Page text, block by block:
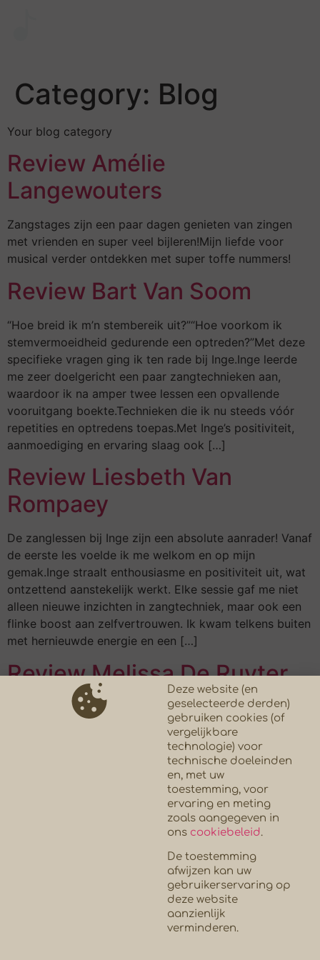
Category: Blog
Your blog category
Review Amélie
Langewouters
Zangstages zijn een paar dagen genieten van zingen
met vrienden en super veel bijleren!Mijn liefde voor
musical verder ontdekken met super toffe nummers!
Review Bart Van Soom
“Hoe breid ik m’n stembereik uit?”“Hoe voorkom ik
stemvermoeidheid gedurende een optreden?”Met deze
specifieke vragen ging ik ten rade bij Inge.Inge leerde
me zeer doelgericht een paar zangtechnieken aan,
waardoor ik na amper twee lessen een opvallende
vooruitgang boekte.Technieken die ik nu steeds vóór
repetities en optredens toepas.Met Inge’s positiviteit,
aanmoediging en ervaring slaag ook […]
Review Liesbeth Van
Rompaey
De zanglessen bij Inge zijn een absolute aanrader! Vanaf
de eerste les voelde ik me welkom en op mijn
gemak.Inge straalt enthousiasme en positiviteit uit, wat
ontzettend aanstekelijk werkt. Elke sessie gaf me niet
alleen nieuwe inzichten in zangtechniek, maar ook een
flinke boost aan zelfvertrouwen. Ik kwam telkens buiten
met hernieuwde energie en een […]
Review Melissa De Ruyter
Mijn stem is altijd een grote onbekende geweest, Inge
liet me kennis maken met deze onbekende.Ik ben vrij
laat begonnen met zanglessen dus was m’n stem niet
getraind. Inge haalt er steeds weer het beste uit door
samen met mij diep in de materie te duiken. Dank je,
INGE FRANCK
Deze website (en
geselecteerde derden)
gebruiken cookies (of
vergelijkbare
technologie) voor
technische doeleinden
en, met uw
toestemming, voor
ervaring en meting
zoals aangegeven in
ons cookiebeleid.
De toestemming
afwijzen kan uw
gebruikerservaring op
deze website
aanzienlijk
verminderen.